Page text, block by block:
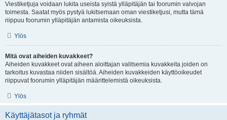
Viestiketjuja voidaan lukita useista syistä ylläpitäjän tai foorumin valvojan
toimesta. Saatat myös pystyä lukitsemaan oman viestiketjusi, mutta tämä
riippuu foorumin ylläpitäjän antamista oikeuksista.
Ylös
Mitä ovat aiheiden kuvakkeet?
Aiheiden kuvakkeet ovat aiheen aloittajan valitsemia kuvakkeita joiden on
tarkoitus kuvastaa niiden sisältöä. Aiheiden kuvakkeiden käyttöoikeudet
riippuvat foorumin ylläpitäjän määrittelemistä oikeuksista.
Ylös
Käyttäjätasot ja ryhmät